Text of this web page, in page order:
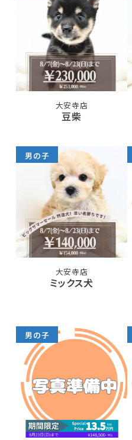
大安寺店
豆柴
男の子
大安寺店
ミックス犬
男の子